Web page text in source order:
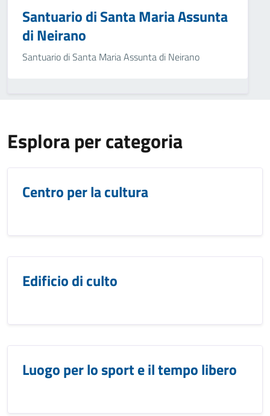
Santuario di Santa Maria Assunta
di Neirano
Santuario di Santa Maria Assunta di Neirano
Esplora per categoria
Centro per la cultura
Edificio di culto
Luogo per lo sport e il tempo libero